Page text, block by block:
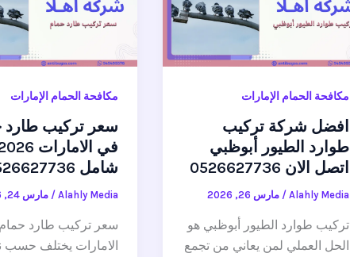
مكافحة الحمام الإمارات
افضل شركة تركيب
طوارد الطيور أبوظبي
اتصل الان 0526627736
Alahly Media
/ مارس 26, 2026
تركيب طوارد الطيور أبوظبي هو
الحل العملي لمن يعاني من تجمع
مكافحة الحمام الإمارات
سعر تركيب طارد
شامل 0526627736
Alahly Media
/ مارس 24, 2026
سعر تركيب طارد
الامارات يختلف حسب